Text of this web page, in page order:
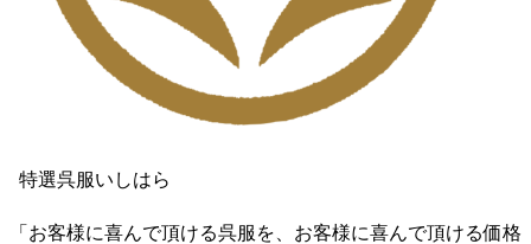
特選呉服いしはら
「お客様に喜んで頂ける呉服を、お客様に喜んで頂ける価格